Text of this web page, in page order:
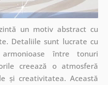
un motiv abstract cu
Detaliile sunt lucrate cu
între tonuri
creează o atmosferă
și creativitatea. Această